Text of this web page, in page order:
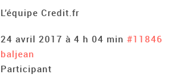
L’équipe Credit.fr
24 avril 2017 à 4 h 04 min #11846
baljean
Participant